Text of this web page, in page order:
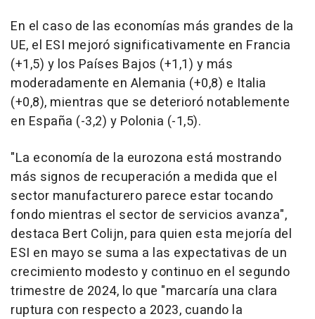
En el caso de las economías más grandes de la
UE, el ESI mejoró significativamente en Francia
(+1,5) y los Países Bajos (+1,1) y más
moderadamente en Alemania (+0,8) e Italia
(+0,8), mientras que se deterioró notablemente
en España (-3,2) y Polonia (-1,5).
"La economía de la eurozona está mostrando
más signos de recuperación a medida que el
sector manufacturero parece estar tocando
fondo mientras el sector de servicios avanza",
destaca Bert Colijn, para quien esta mejoría del
ESI en mayo se suma a las expectativas de un
crecimiento modesto y continuo en el segundo
trimestre de 2024, lo que "marcaría una clara
ruptura con respecto a 2023, cuando la